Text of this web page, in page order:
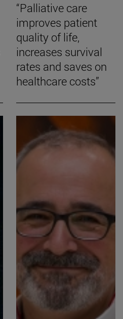
“Palliative care
improves patient
quality of life,
increases survival
rates and saves on
healthcare costs”